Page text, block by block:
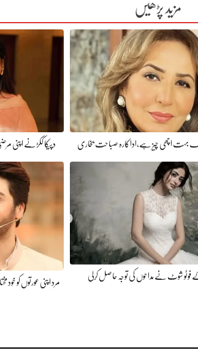
مزید پڑھیں
بہت اچھی چیز ہے،اداکارہ صباحت بخاری دپیکا ککڑنے اپنی
فوٹو شوٹ نے مداحوں کی توجہ حاصل کرلی
مرد اپنی عورتوں کو خود